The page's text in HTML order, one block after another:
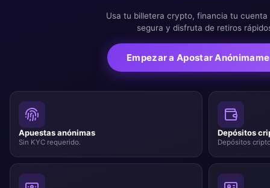
Usa tu billetera crypto, financia tu cuenta
segura y disfruta de retiros
Empezar a Apostar
Apuestas anónimas
Sin KYC requerido.
Depósitos
Depósitos